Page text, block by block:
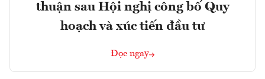
thuận sau Hội nghị công bố Quy
hoạch và xúc tiến đầu tư
Đọc ngay